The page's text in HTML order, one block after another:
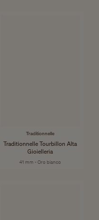
Traditionnelle
Traditionnelle Tourbillon Alta
Gioielleria
41 mm - Oro bianco